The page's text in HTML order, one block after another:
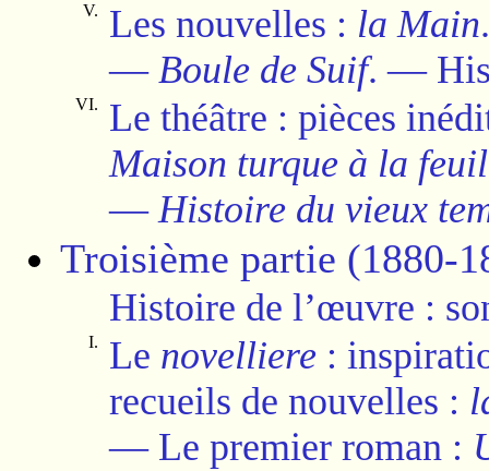
V. Les nouvelles : la Main.
— Boule de Suif. —
VI.
Le théâtre : pièces
Maison turque à la
—Histoire du vieux
Troisième partie (1880-
Histoire de l’œuvre :
I. Le novelliere :
recueils de nouvelles :
— Le premier roman :